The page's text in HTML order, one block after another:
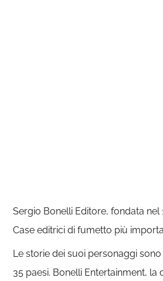
Sergio Bonelli Editore, fondata nel
Case editrici di fumetto più
Le storie dei suoi personaggi
35 paesi. Bonelli Entertainment, la